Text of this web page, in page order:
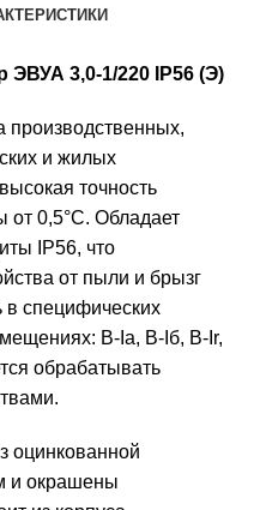
ЭВУА 3,0-1/220 IP56 (Э)
производственных,
и жилых
точность
от 0,5°С. Обладает
IP56, что
от пыли и брызг
специфических
B-Ia, В-Iб, В-Ir,
обрабатывать
оцинкованной
и окрашены